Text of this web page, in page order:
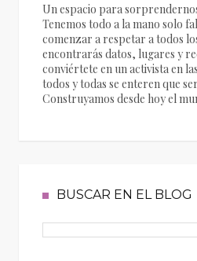
Un espacio para
Tenemos todo a la mano solo
comenzar a respetar a todos
encontrarás datos, lugares y
conviértete en un activista en
todos y todas se enteren que
Construyamos desde hoy el
BUSCAR EN EL BLOG